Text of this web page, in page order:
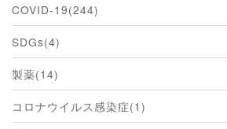
COVID-19(244)
SDGs(4)
製薬(14)
コロナウイルス感染症(1)